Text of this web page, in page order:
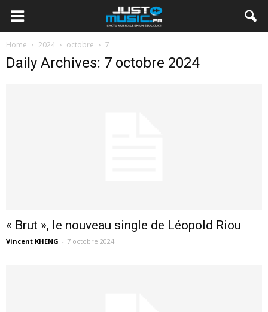
Home 2024 octobre 7
Daily Archives: 7 octobre 2024
« Brut », le nouveau single de Léopold Riou
Vincent KHENG - 7 octobre 2024